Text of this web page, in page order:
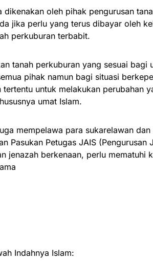
dikenakan oleh pihak pengurusan
jika perlu yang terus dibayar oleh
perkuburan terbabit.
tanah perkuburan yang sesuai bagi
pihak namun bagi situasi
untuk melakukan perubahan
umat Islam.
mempelawa para sukarelawan dan
Pasukan Petugas JAIS (Pengurusan
jenazah berkenaan, perlu mematuhi
Indahnya Islam: